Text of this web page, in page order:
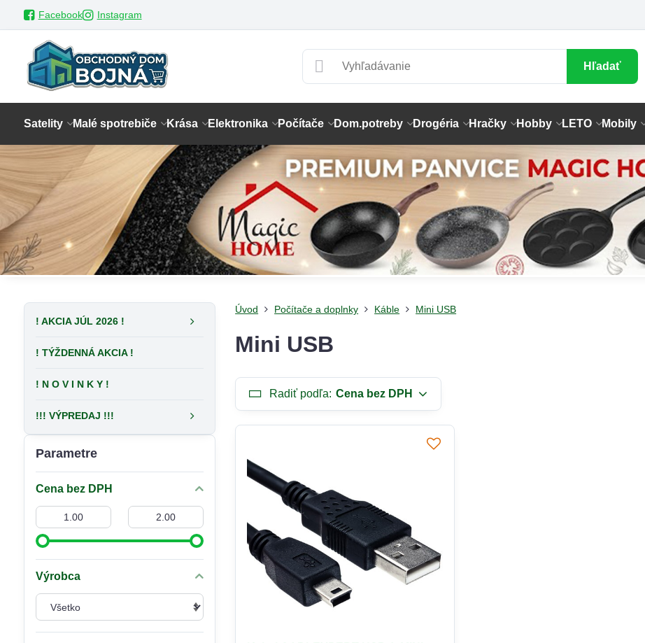
Facebook Instagram
Hľadať
Satelity Malé spotrebiče Krása Elektronika Počítače Dom.potreby Drogéria Hračky Hobby LETO Mobily
Úvod Počítače a doplnky Káble Mini USB
Mini USB
Radiť podľa: Cena bez DPH
Parametre
Cena bez DPH
Od: Do:
Výrobca
! AKCIA JÚL 2026 !
! TÝŽDENNÁ AKCIA !
! N O V I N K Y !
!!! VÝPREDAJ !!!